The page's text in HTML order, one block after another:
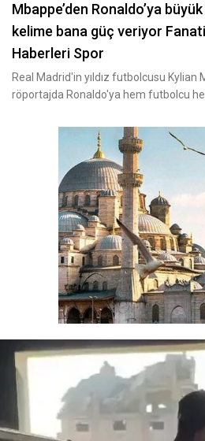
Mbappe’den Ronaldo’ya
kelime bana güç veriyor
Haberleri Spor
Real Madrid'in yıldız futbolcusu
röportajda Ronaldo'ya hem futbolcu